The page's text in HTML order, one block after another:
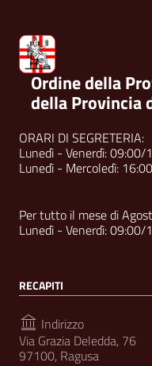
Ordine della
della Provincia
ORARI DI SEGRETERIA:
Lunedì - Venerdì: 09:00/
Lunedì - Mercoledì:
Per tutto il mese di
Lunedì - Venerdì: 09:00/
RECAPITI
Indirizzo
Via Grazia Deledda, 76
97100, Ragusa